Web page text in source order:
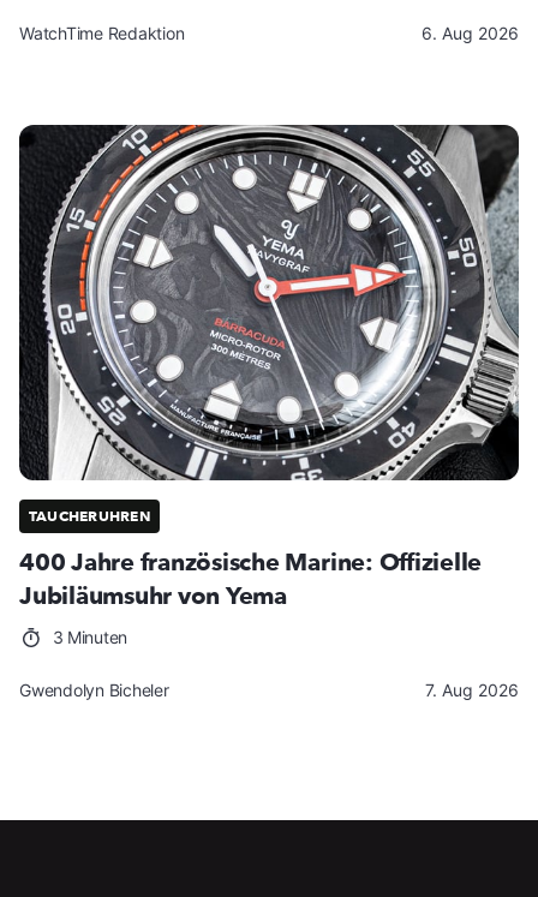
WatchTime Redaktion 6. Aug 2026
TAUCHERUHREN
400 Jahre französische Marine: Offizielle
Jubiläumsuhr von Yema
3 Minuten
Gwendolyn Bicheler 7. Aug 2026